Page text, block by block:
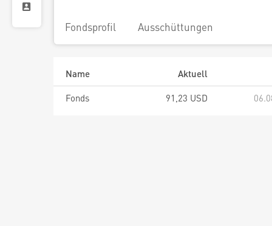
Fondsprofil Ausschüttungen
Name
Aktuell
Fonds
91,23 USD